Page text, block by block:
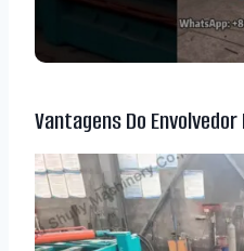
Vantagens Do